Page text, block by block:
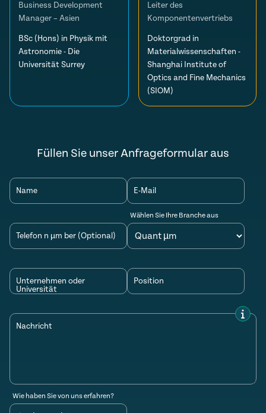
Business Development
Manager – Asien
BSc (Hons) in Physik mit
Astronomie - Die
Universität Surrey
Leiter des
Komponentenvertriebs
Doktorgrad in
Materialwissenschaften -
Shanghai Institute of
Optics and Fine Mechanics
(SIOM)
Füllen Sie unser Anfrageformular aus
Name E-Mail
Telefon n µm ber (Optional)
Wählen Sie Ihre Branche aus
Unternehmen oder
Universität
Position
Nachricht
Wie haben Sie von uns erfahren?